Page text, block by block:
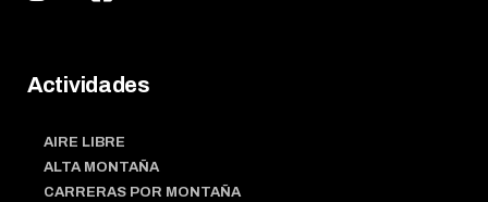
Actividades
AIRE LIBRE
ALTA MONTAÑA
CARRERAS POR MONTAÑA